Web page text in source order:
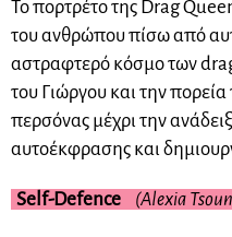
Το πορτρέτο της Drag
του ανθρώπου πίσω από
αστραφτερό κόσμο των
του Γιώργου και την
περσόνας μέχρι την
αυτοέκφρασης και
Self-Defence (Alexia